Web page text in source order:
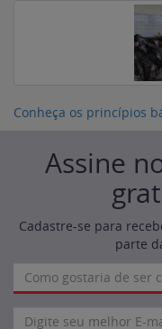
Conheça os princípios
Assine
Cadastre-se para
parte